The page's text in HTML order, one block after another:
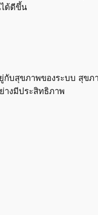
ด้ดีขึ้น
กับสุขภาพของระบบ สุขภ
างมีประสิทธิภาพ